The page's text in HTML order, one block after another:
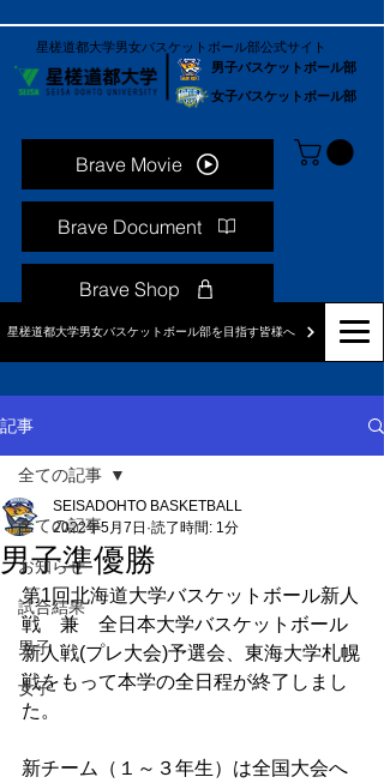
男子バスケットボール部
女子バスケットボール部
星槎道都大学男女バスケットボール部を目指す皆様へ
星槎道都大学男女バスケットボール部公式サイト
Brave Movie
Brave Document
Brave Shop
記事
全ての記事
お知らせ
試合結果
男子
女子
全ての記事
男子準優勝
SEISADOHTO BASKETBALL
2022年5月7日 読了時間: 1分
第1回北海道大学バスケットボール新人
戦　兼　全日本大学バスケットボール
新人戦(プレ大会)予選会、東海大学札幌
戦をもって本学の全日程が終了しまし
た。
新チーム（１～３年生）は全国大会へ